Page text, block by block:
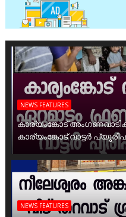
NEWS FEATURES
കാര്യംങ്കോട്
കാര്യംങ്കോട് വാട്ടർ
NEWS FEATURES